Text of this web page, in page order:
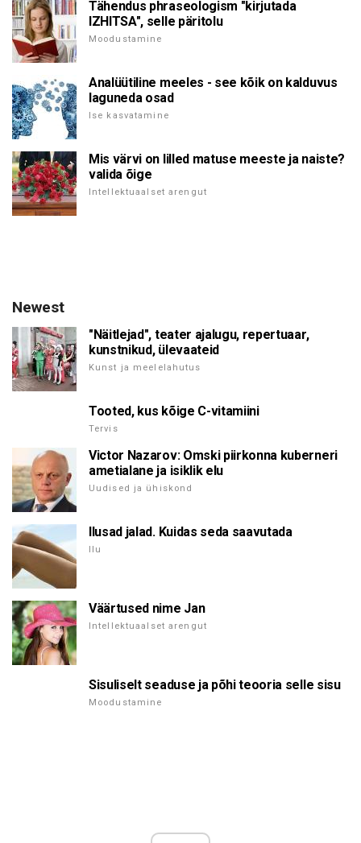
Tähendus phraseologism "kirjutada
IZHITSA", selle päritolu
Moodustamine
Analüütiline meeles - see kõik on kalduvus
laguneda osad
Ise kasvatamine
Mis värvi on lilled matuse meeste ja naiste?
valida õige
Intellektuaalset arengut
Newest
"Näitlejad", teater ajalugu, repertuaar,
kunstnikud, ülevaateid
Kunst ja meelelahutus
Tooted, kus kõige C-vitamiini
Tervis
Victor Nazarov: Omski piirkonna kuberneri
ametialane ja isiklik elu
Uudised ja ühiskond
Ilusad jalad. Kuidas seda saavutada
Ilu
Väärtused nime Jan
Intellektuaalset arengut
Sisuliselt seaduse ja põhi teooria selle sisu
Moodustamine